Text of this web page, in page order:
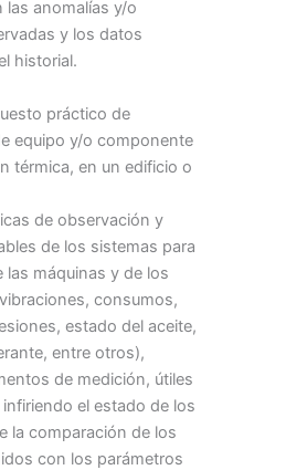
las anomalías y/o
y los datos
historial.
práctico de
equipo y/o componente
térmica, en un edificio o
de observación y
de los sistemas para
máquinas y de los
consumos,
estado del aceite,
entre otros),
de medición, útiles
el estado de los
la comparación de los
con los parámetros